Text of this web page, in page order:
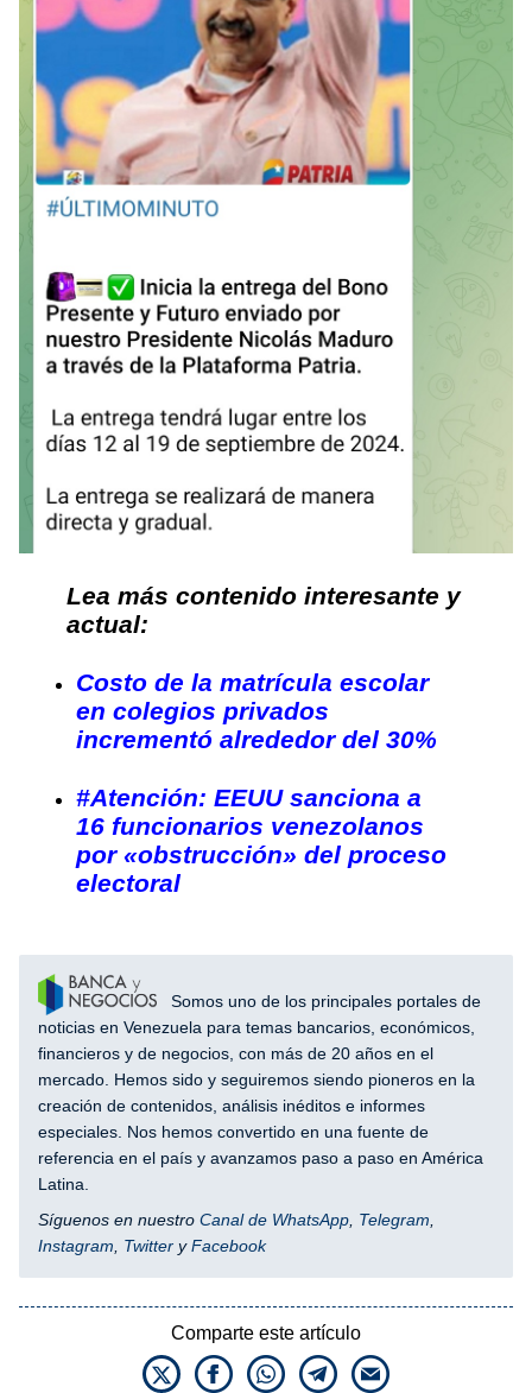
Lea más contenido interesante y
actual:
Costo de la matrícula escolar
en colegios privados
incrementó alrededor del 30%
#Atención: EEUU sanciona a
16 funcionarios venezolanos
por «obstrucción» del proceso
electoral
Somos uno de los principales portales de
noticias en Venezuela para temas bancarios, económicos,
financieros y de negocios, con más de 20 años en el
mercado. Hemos sido y seguiremos siendo pioneros en la
creación de contenidos, análisis inéditos e informes
especiales. Nos hemos convertido en una fuente de
referencia en el país y avanzamos paso a paso en América
Latina.
Síguenos en nuestro Canal de WhatsApp Telegram
Instagram
Twitter yFacebook
Comparte este artículo